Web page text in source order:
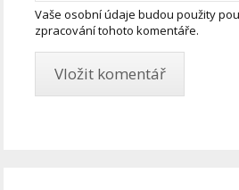
Vaše osobní údaje budou použity
zpracování tohoto komentáře.